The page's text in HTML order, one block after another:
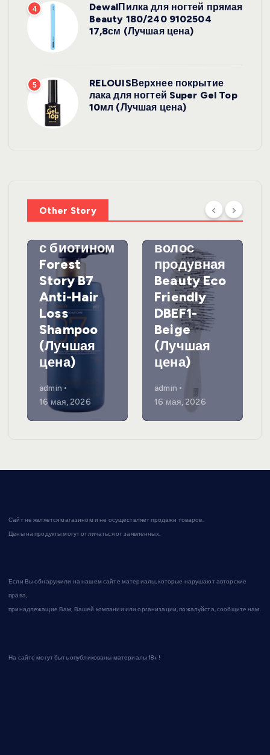
4
DewalПилка для ногтей прямая
Beauty 180/240 9102504
17,8см (Лучшая цена)
5
RELOUISВерхнее покрытие
лака для ногтей Super Gel Top
10мл (Лучшая цена)
Other Story
волос
против
с биотином
Forest
Story B7
Anti-Hair
Loss
Shampoo
(Лучшая
цена)
admin
16 мая, 2026
DewalЩетк
волос
продувная
Beauty Eco
Friendly
DBEF1-
Beige
(Лучшая
цена)
admin
16 мая, 2026
Сайт не является магазином и не осуществляет продажи товаров.
Цены на продукты могут отличаться от заявленных.
Если Вы обнаружили на нашем сайте материалы, которые нарушают авторские
права,
принадлежащие Вам, Вашей компании или организации, пожалуйста, сообщите нам.
На сайте могут быть опубликованы материалы 18+!